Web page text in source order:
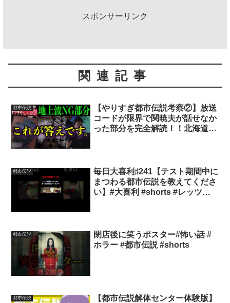
スポンサーリンク
関連記事
都市伝説
【やりすぎ都市伝説考察②】放送
コードが限界で関暁夫が話せなか
った部分を完全解読！！北海道と
都市伝説
毎日大喜利♯241【テスト期間中に
まつわる都市伝説を教えてくださ
い】#大喜利 #shorts #レッツパ
都市伝説
閉店後に笑うポスター#怖い話 #
ホラー #都市伝説 #shorts
都市伝説
【都市伝説解体センター体験版】